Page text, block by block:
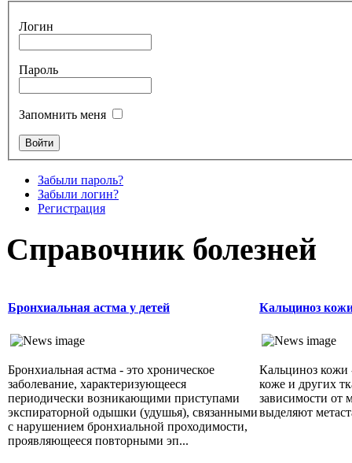
Логин
Пароль
Запомнить меня
Забыли пароль?
Забыли логин?
Регистрация
Справочник болезней
Бронхиальная астма у детей
Бронхиальная астма - это хроническое
заболевание, характеризующееся
периодически возникающими приступами
экспираторной одышки (удушья), связанными
с нарушением бронхиальной проходимости,
проявляющееся повторными эп...
Кальциноз
Кальциноз кожи
коже и других
зависимости от
выделяют